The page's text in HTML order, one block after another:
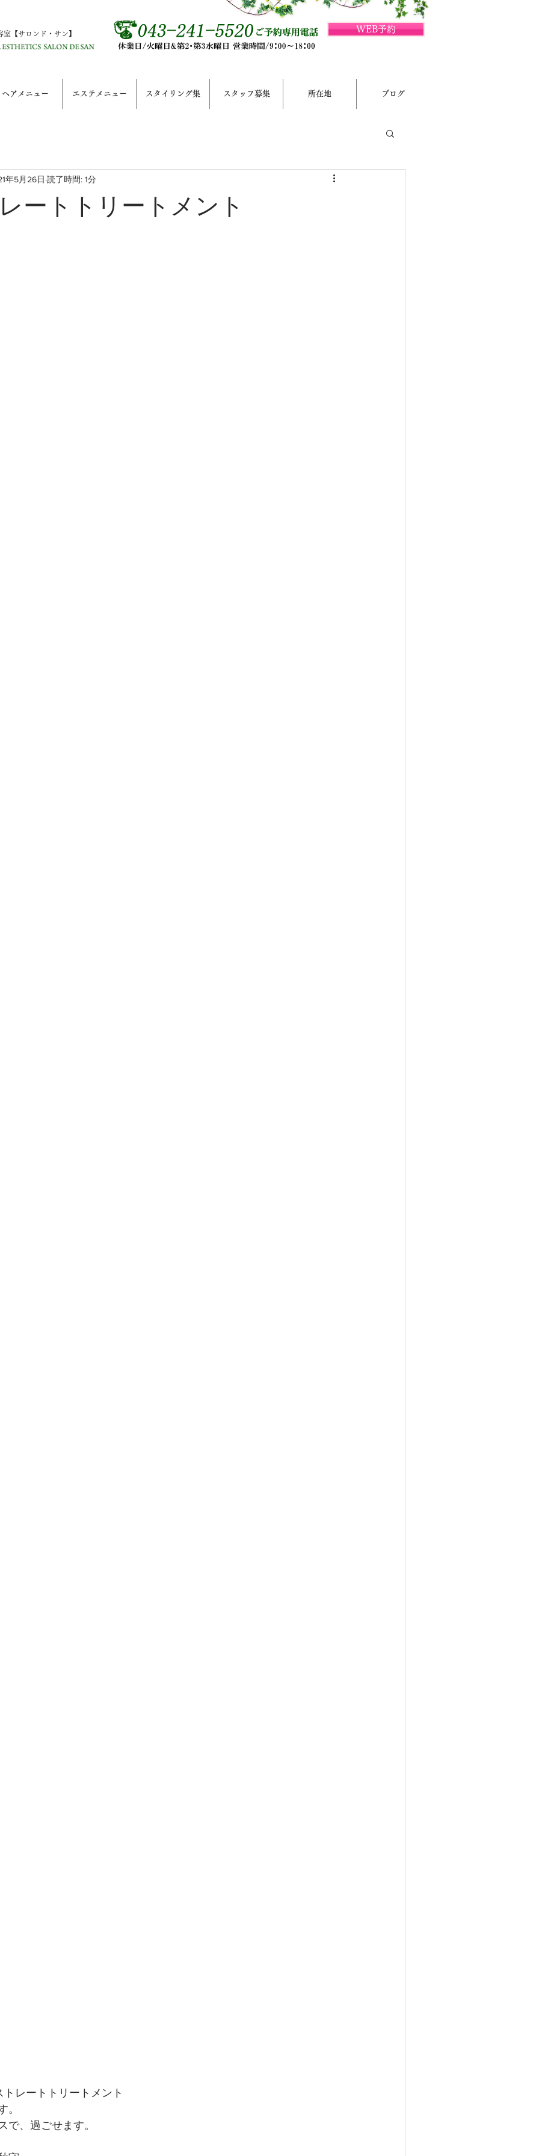
室【サロンド・サン】 WEB予約
ヘアメニュー エステメニュー スタイリング集 スタッフ募集 所在地 ブログ
ートトリートメント
年5月26日 読了時間: 1分
レートトリートメント
。
で、過ごせます。